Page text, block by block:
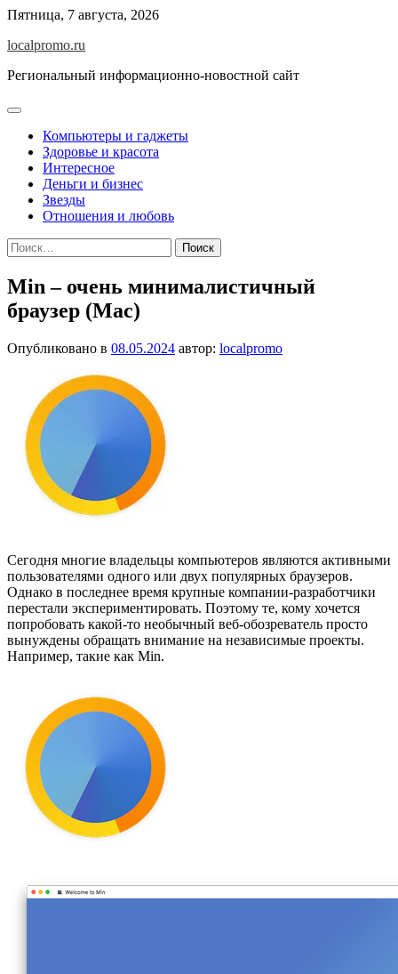
Перейти
содержимому
Пятница, 7 августа, 2026
localpromo.ru
Региональный информационно-новостной сайт
Компьютеры и гаджеты
Здоровье и красота
Интересное
Деньги и бизнес
Звезды
Отношения и любовь
Найти:
Min – очень минималистичный
браузер (Mac)
Опубликовано в 08.05.2024 автор: localpromo
Сегодня многие владельцы компьютеров являются активными
пользователями одного или двух популярных браузеров.
Однако в последнее время крупные компании-разработчики
перестали экспериментировать. Поэтому те, кому хочется
попробовать какой-то необычный веб-обозреватель просто
вынуждены обращать внимание на независимые проекты.
Например, такие как Min.